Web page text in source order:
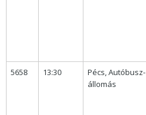
5658 13:30
Pécs, Autóbusz-
állomás